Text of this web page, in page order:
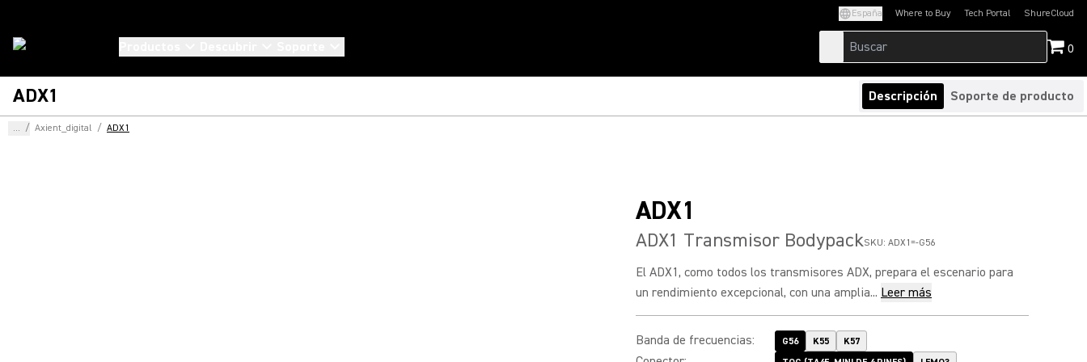
España Where to Buy Tech Portal
(Opens in a new tab)ShureCloud
(Opens in a new
0
ADX1 Descripción Soporte de producto
... / Axient_digital / ADX1
ADX1
ADX1 Transmisor BodypackSKU: ADX1=-G56
El ADX1, como todos los transmisores ADX, prepara el escenario para
un rendimiento excepcional, con una amplia... Leer más
Banda de frecuencias: G56 K55 K57